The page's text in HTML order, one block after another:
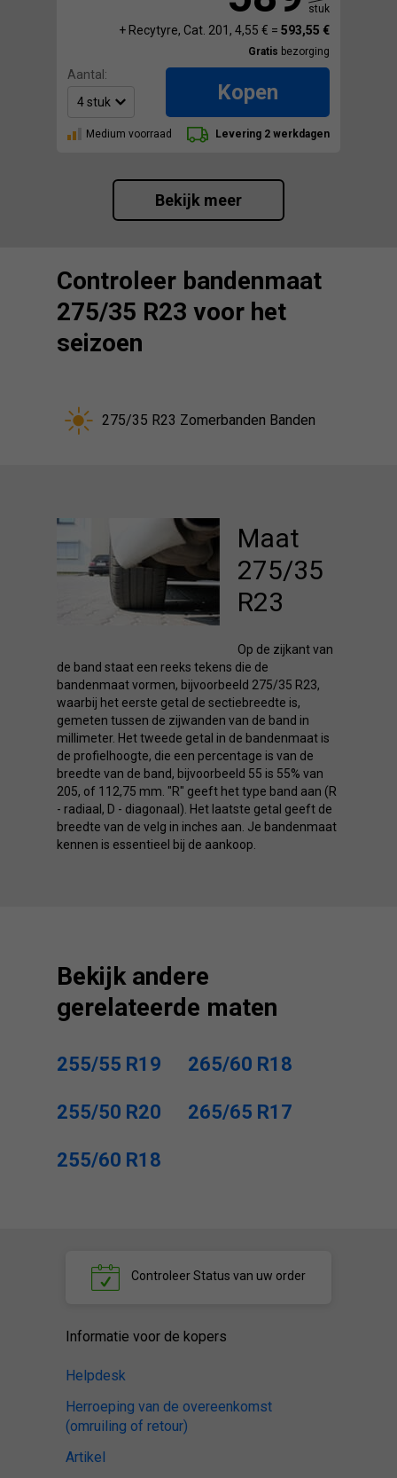
stuk
+ Recytyre, Cat. 201, 4,55 € = 593,55 €
Gratis bezorging
Aantal:
Kopen
Medium voorraad Levering 2 werkdagen
Bekijk meer
Controleer bandenmaat
275/35 R23 voor het
seizoen
275/35 R23 Zomerbanden Banden
Maat
275/35
R23
Op de zijkant van
de band staat een reeks tekens die de
bandenmaat vormen, bijvoorbeeld 275/35 R23,
waarbij het eerste getal de sectiebreedte is,
gemeten tussen de zijwanden van de band in
millimeter. Het tweede getal in de bandenmaat is
de profielhoogte, die een percentage is van de
breedte van de band, bijvoorbeeld 55 is 55% van
205, of 112,75 mm. "R" geeft het type band aan (R
- radiaal, D - diagonaal). Het laatste getal geeft de
breedte van de velg in inches aan. Je bandenmaat
kennen is essentieel bij de aankoop.
Bekijk andere
gerelateerde maten
255/55 R19 265/60 R18
255/50 R20 265/65 R17
255/60 R18
ControleerStatus van uw order
Informatie voor de kopers
Helpdesk
Herroeping van de overeenkomst
(omruiling of retour)
Artikel